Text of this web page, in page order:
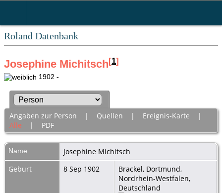
Roland Datenbank
Josephine Michitsch[1]
1902 -
Angaben zur Person | Quellen | Ereignis-Karte |
Alle | PDF
Name Josephine Michitsch
Geburt
8 Sep 1902
Brackel, Dortmund,
Nordrhein-Westfalen,
Deutschland